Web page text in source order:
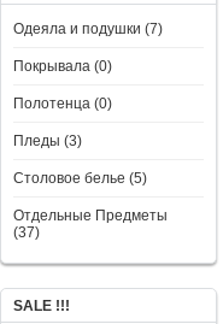
Одеяла и подушки (7)
Покрывала (0)
Полотенца (0)
Пледы (3)
Столовое белье (5)
Отдельные Предметы
(37)
SALE !!!